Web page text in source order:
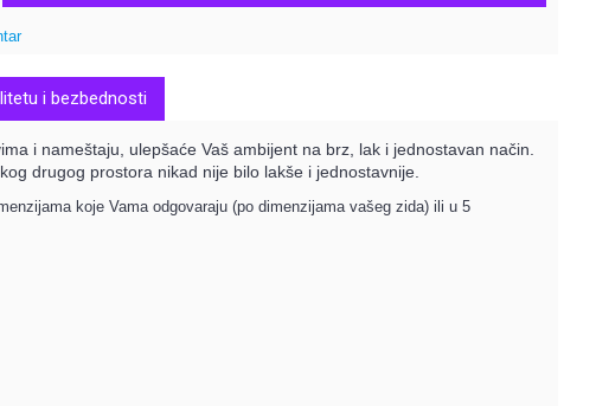
i bezbednosti
i nameštaju, ulepšaće Vaš ambijent na brz, lak i jednostavan način.
drugog prostora nikad nije bilo lakše i jednostavnije.
koje Vama odgovaraju (po dimenzijama vašeg zida) ili u 5